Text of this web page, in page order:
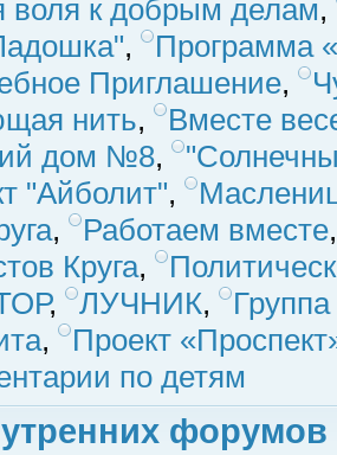
воля к добрым делам,
,
Программа
Приглашение,
нить,
Вместе
дом №8,
"Айболит",
, Работаем вместе
Круга,
, ЛУЧНИК,
,
Проект
по детям
форумов